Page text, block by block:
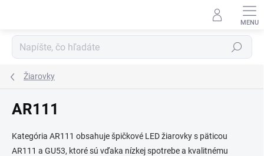
Hľadať
Žiarovky
AR111
Kategória AR111 obsahuje špičkové LED žiarovky s päticou
AR111 a GU53, ktoré sú vďaka nízkej spotrebe a kvalitnému